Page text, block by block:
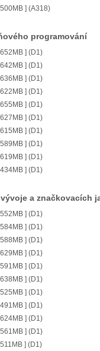
] (A318)
programování
] (D1)
] (D1)
] (D1)
] (D1)
] (D1)
] (D1)
] (D1)
] (D1)
] (D1)
] (D1)
a značkovacích
] (D1)
] (D1)
] (D1)
] (D1)
] (D1)
] (D1)
] (D1)
] (D1)
] (D1)
] (D1)
] (D1)